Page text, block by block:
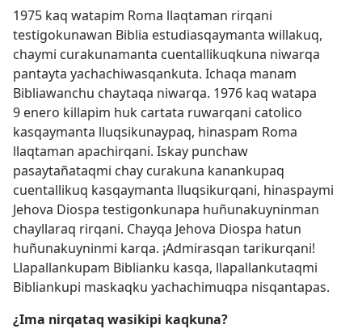
1975 kaq watapim Roma llaqtaman rirqani
testigokunawan Biblia estudiasqaymanta willakuq,
chaymi curakunamanta cuentallikuqkuna niwarqa
pantayta yachachiwasqankuta. Ichaqa manam
Bibliawanchu chaytaqa niwarqa. 1976 kaq watapa
9 enero killapim huk cartata ruwarqani catolico
kasqaymanta lluqsikunaypaq, hinaspam Roma
llaqtaman apachirqani. Iskay punchaw
pasaytañataqmi chay curakuna kanankupaq
cuentallikuq kasqaymanta lluqsikurqani, hinaspaymi
Jehova Diospa testigonkunapa huñunakuyninman
chayllaraq rirqani. Chayqa Jehova Diospa hatun
huñunakuyninmi karqa. ¡Admirasqan tarikurqani!
Llapallankupam Biblianku kasqa, llapallankutaqmi
Bibliankupi maskaqku yachachimuqpa nisqantapas.
¿Ima nirqataq wasikipi kaqkuna?